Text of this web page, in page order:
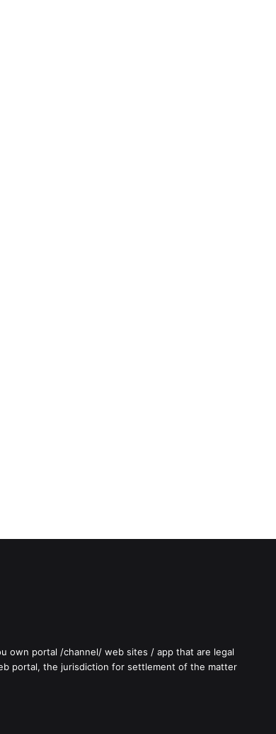
own portal /channel/ web sites / app that are legal
portal, the jurisdiction for settlement of the matter